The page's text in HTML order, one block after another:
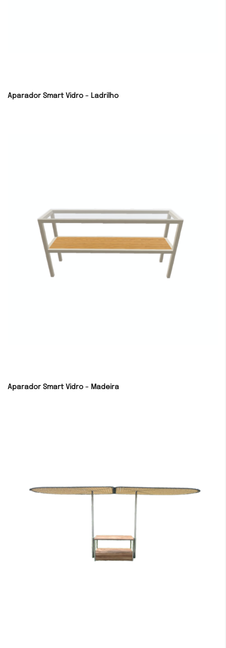
Aparador Smart Vidro - Ladrilho
Aparador Smart Vidro - Madeira